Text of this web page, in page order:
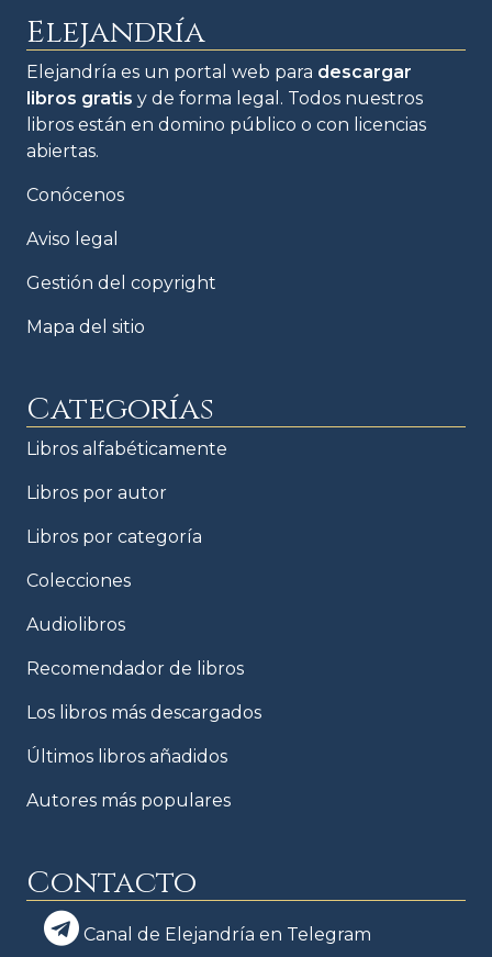
Elejandría
Elejandría es un portal web para descargar
libros gratis y de forma legal. Todos nuestros
libros están en domino público o con licencias
abiertas.
Conócenos
Aviso legal
Gestión del copyright
Mapa del sitio
Categorías
Libros alfabéticamente
Libros por autor
Libros por categoría
Colecciones
Audiolibros
Recomendador de libros
Los libros más descargados
Últimos libros añadidos
Autores más populares
Contacto
Canal de Elejandría en Telegram